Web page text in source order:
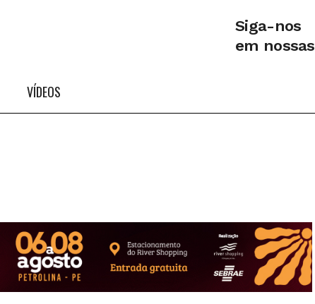
Siga-nos
em nossas
VÍDEOS